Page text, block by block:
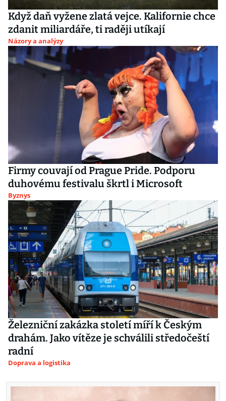
Když daň vyžene zlatá vejce. Kalifornie chce
zdanit miliardáře, ti raději utíkají
Názory a analýzy
Firmy couvají od Prague Pride. Podporu
duhovému festivalu škrtl i Microsoft
Byznys
Železniční zakázka století míří k Českým
drahám. Jako vítěze je schválili středočeští
radní
Doprava a logistika